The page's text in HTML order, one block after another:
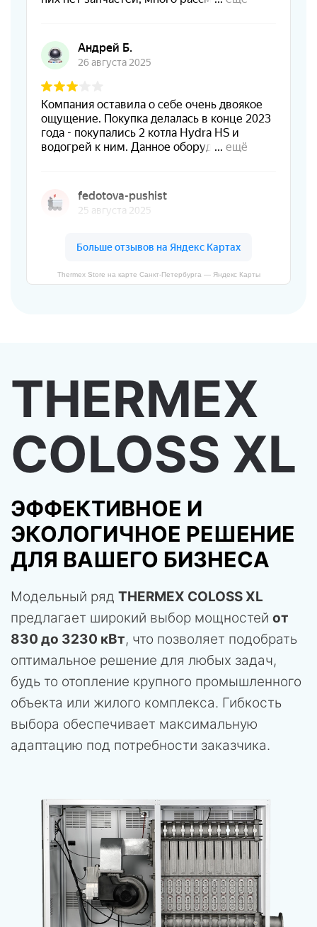
Thermex Store на карте Санкт‑Петербурга — Яндекс Карты
THERMEX
COLOSS XL
ЭФФЕКТИВНОЕ И
ЭКОЛОГИЧНОЕ РЕШЕНИЕ
ДЛЯ ВАШЕГО БИЗНЕСА
Модельный ряд THERMEX COLOSS XL
предлагает широкий выбор мощностей от
830 до 3230 кВт, что позволяет подобрать
оптимальное решение для любых задач,
будь то отопление крупного промышленного
объекта или жилого комплекса. Гибкость
выбора обеспечивает максимальную
адаптацию под потребности заказчика.